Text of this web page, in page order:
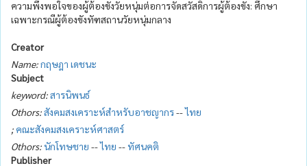
ความพึงพอใจของผู้ต้องขังวัยหนุ่มต่อการจัดสวัสดิการผู้ต้องขัง: ศึกษา
เฉพาะกรณีผู้ต้องขังทัฑสถานวัยหนุ่มกลาง
Creator
Name:กฤษฎา เดชนะ
Subject
keyword:สารนิพนธ์
Othors:สังคมสงเคราะห์สำหรับอาชญากร--ไทย
; คณะสังคมสงเคราะห์ศาสตร์
Othors:นักโทษชาย --ไทย --ทัศนคติ
Publisher